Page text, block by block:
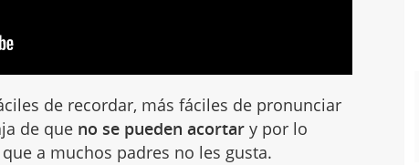
de recordar, más fáciles de pronunciar
de que no se pueden acortar y por lo
a muchos padres no les gusta.